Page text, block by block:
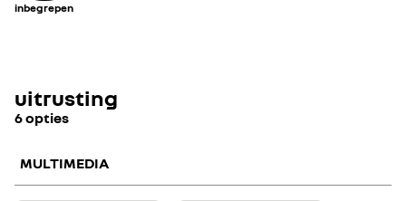
inbegrepen
uitrusting
6 opties
MULTIMEDIA